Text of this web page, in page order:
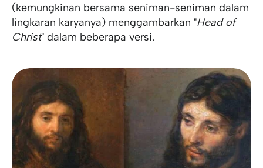
(kemungkinan bersama seniman-seniman dalam
lingkaran karyanya) menggambarkan "Head of
Christ" dalam beberapa versi.